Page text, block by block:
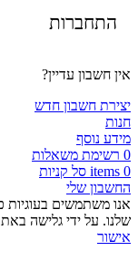
התחברות
אין חשבון עדיין?
יצירת חשבון חדש
חנות
מידע נוסף
0 רשימת משאלות
0
items סל קניות
החשבון שלי
אנו משתמשים
שלנו. על ידי גלישה
אישור